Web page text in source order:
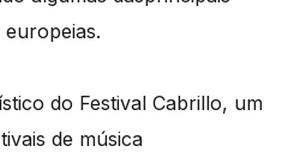
do Festival Cabrillo, um
de música